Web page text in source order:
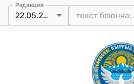
Редакция
22.05.2026